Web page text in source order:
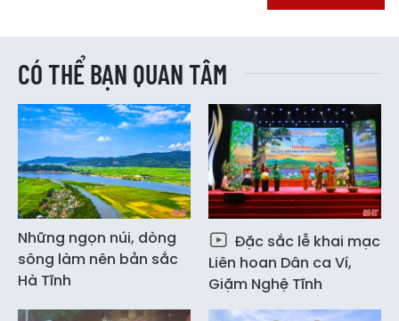
CÓ THỂ BẠN QUAN TÂM
Những ngọn núi, dòng
sông làm nên bản sắc
Hà Tĩnh
Đặc sắc lễ khai mạc
Liên hoan Dân ca Ví,
Giặm Nghệ Tĩnh